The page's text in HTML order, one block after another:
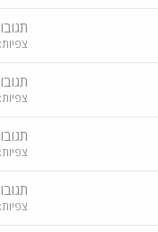
צפיות
צפיות
צפיות
צפיות